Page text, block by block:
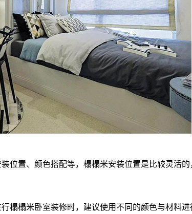
置、颜色搭配等，榻榻米安装位置是比较灵活的
榻米卧室装修时，建议使用不同的颜色与材料进